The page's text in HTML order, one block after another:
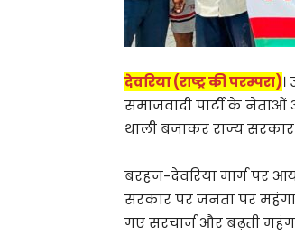
देवरिया (राष्ट्र की परम्परा)
समाजवादी पार्टी के नेताओं
थाली बजाकर राज्य
बरहज-देवरिया मार्ग पर
सरकार पर जनता पर
गए सरचार्ज और बढ़ती